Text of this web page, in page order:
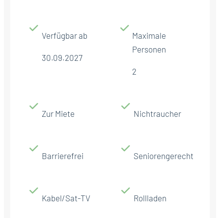
Verfügbar ab
30.09.2027
Maximale
Personen
2
Zur Miete Nichtraucher
Barrierefrei Seniorengerecht
Kabel/Sat-TV Rollladen